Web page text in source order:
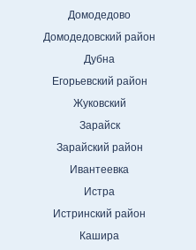
Домодедово
Домодедовский район
Дубна
Егорьевский район
Жуковский
Зарайск
Зарайский район
Ивантеевка
Истра
Истринский район
Кашира